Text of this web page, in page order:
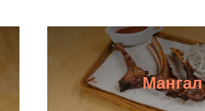
Мангал